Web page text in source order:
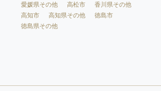
愛媛県その他
高松市
香川県その他
高知市
高知県その他
徳島市
徳島県その他